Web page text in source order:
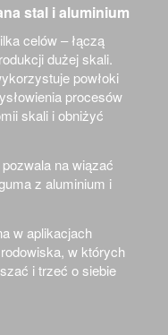
stal i aluminium
celów – łączą
dużej skali.
powłoki
procesów
skali i obniżyć
na wiązać
z aluminium i
w aplikacjach
w których
i trzeć o siebie